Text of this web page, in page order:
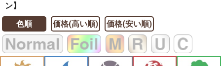
ン】
色順
価格(高い順) 価格(安い順)